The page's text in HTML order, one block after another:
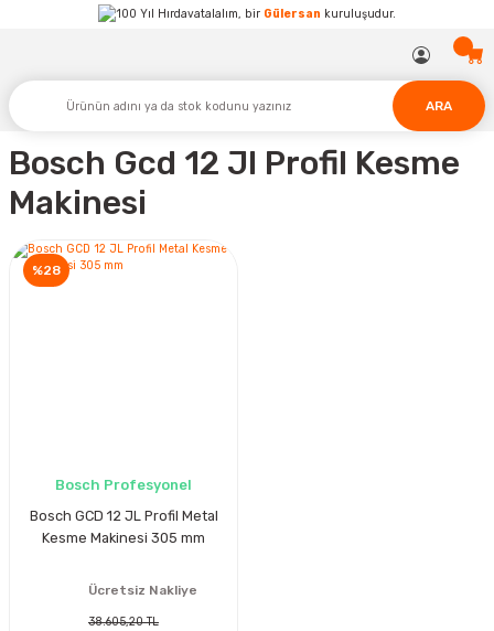
Hırdavatalalım, bir Gülersan kuruluşudur.
ARA
Bosch Gcd 12 Jl Profil Kesme
Makinesi
%28
Bosch Profesyonel
Bosch GCD 12 JL Profil Metal
Kesme Makinesi 305 mm
Ücretsiz Nakliye
38.605,20 TL